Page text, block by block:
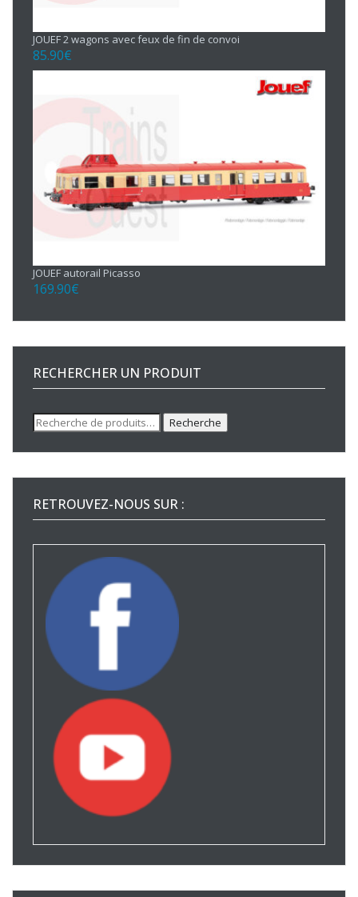
JOUEF 2 wagons avec feux de fin de convoi
85.90€
JOUEF autorail Picasso
169.90€
RECHERCHER UN PRODUIT
Recherche
pour :
Recherche
RETROUVEZ-NOUS SUR :